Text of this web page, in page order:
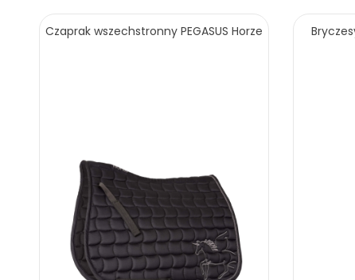
Czaprak wszechstronny PEGASUS Horze